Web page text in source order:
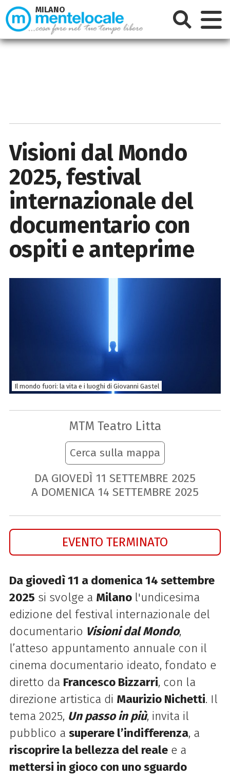
Visioni dal Mondo
2025, festival
internazionale del
documentario con
ospiti e anteprime
Il mondo fuori: la vita e i luoghi di Giovanni Gastel
MTM Teatro Litta
Cerca sulla mappa
DA GIOVEDÌ 11 SETTEMBRE 2025
A DOMENICA 14 SETTEMBRE 2025
EVENTO TERMINATO
Da giovedì 11 a domenica 14 settembre
2025 si svolge a Milano l'undicesima
edizione del festival internazionale del
documentario Visioni dal Mondo,
l’atteso appuntamento annuale con il
cinema documentario ideato, fondato e
diretto da Francesco Bizzarri, con la
direzione artistica di Maurizio Nichetti. Il
tema 2025, Un passo in più, invita il
pubblico a superare l’indifferenza, a
riscoprire la bellezza del realee a
mettersi in gioco con uno sguardo
MILANO